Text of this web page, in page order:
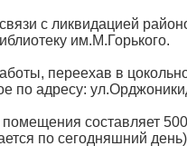
с ликвидацией
им.М.Горького.
переехав в
по адресу:
составляет
по сегодняшний